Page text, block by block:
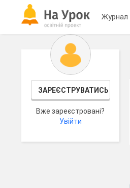
Журнал
ЗАРЕЄСТРУВАТИСЬ
Вже зареєстровані?
Увійти